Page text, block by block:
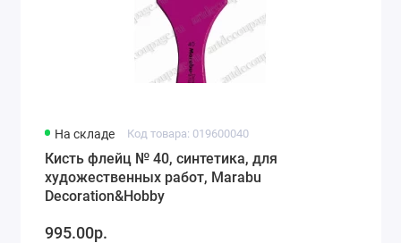
На складе Код товара: 019600040
Кисть флейц № 40, синтетика, для
художественных работ, Marabu
Decoration&Hobby
995.00р.